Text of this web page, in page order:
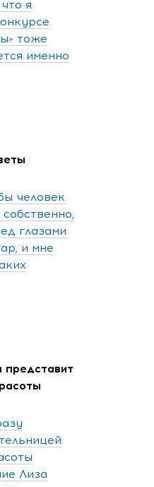
я
тоже
именно
человек
глазами
и мне
представит
Лиза